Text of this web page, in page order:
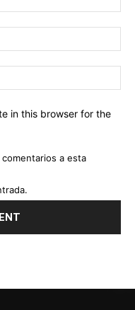
in this browser for the
a esta